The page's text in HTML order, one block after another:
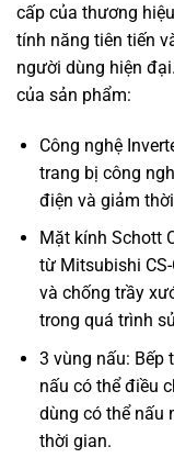
cấp của thương
tính năng tiên tiến
người dùng hiện
của sản phẩm:
Công nghệ
trang bị công
điện và giảm
Mặt kính Schott
từ Mitsubishi
và chống trầy
trong quá trình
3 vùng nấu: Bếp
nấu có thể điều
dùng có thể nấu
thời gian.